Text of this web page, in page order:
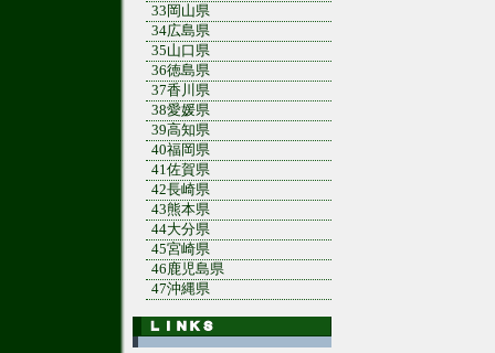
33岡山県
34広島県
35山口県
36徳島県
37香川県
38愛媛県
39高知県
40福岡県
41佐賀県
42長崎県
43熊本県
44大分県
45宮崎県
46鹿児島県
47沖縄県